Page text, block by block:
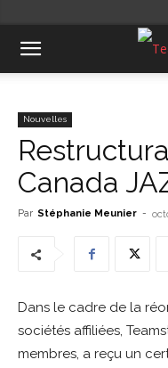
Nouvelles
Canada
Par Stéphanie Meunier -
Dans le cadre de la
sociétés affiliées,
membres, a reçu un